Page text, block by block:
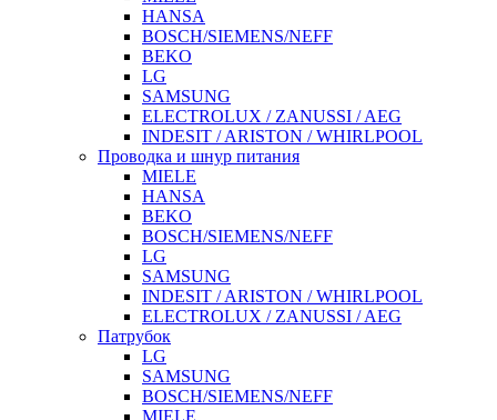
HANSA
BOSCH/SIEMENS/NEFF
BEKO
LG
SAMSUNG
ELECTROLUX / ZANUSSI / AEG
INDESIT / ARISTON / WHIRLPOOL
Проводка и шнур питания
MIELE
HANSA
BEKO
BOSCH/SIEMENS/NEFF
LG
SAMSUNG
INDESIT / ARISTON / WHIRLPOOL
ELECTROLUX / ZANUSSI / AEG
Патрубок
LG
SAMSUNG
BOSCH/SIEMENS/NEFF
MIELE